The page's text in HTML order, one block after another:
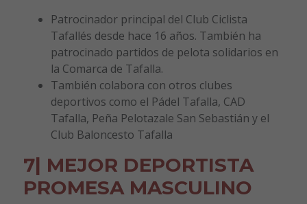
Patrocinador principal del Club Ciclista
Tafallés desde hace 16 años. También ha
patrocinado partidos de pelota solidarios en
la Comarca de Tafalla.
También colabora con otros clubes
deportivos como el Pádel Tafalla, CAD
Tafalla, Peña Pelotazale San Sebastián y el
Club Baloncesto Tafalla
7| MEJOR DEPORTISTA
PROMESA MASCULINO